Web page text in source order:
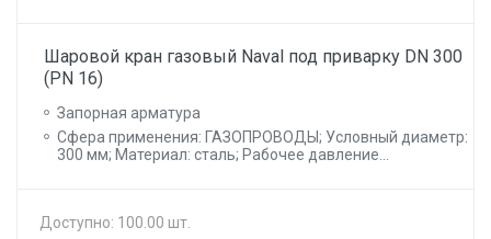
Шаровой кран газовый Naval под приварку DN 300
(PN 16)
Запорная арматура
Сфера применения: ГАЗОПРОВОДЫ; Условный диаметр:
300 мм; Материал: сталь; Рабочее давление...
Доступно: 100.00 шт.